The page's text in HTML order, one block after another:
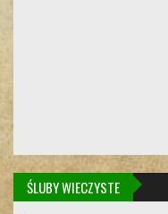
ŚLUBY WIECZYSTE